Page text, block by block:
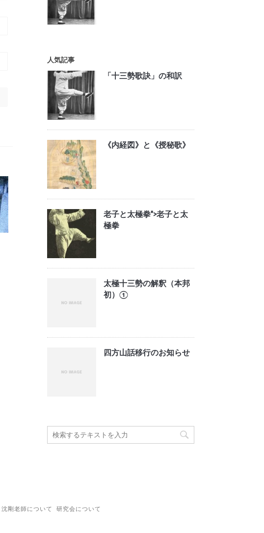
人気記事
「十三勢歌訣」の和訳
《内経図》と《授秘歌》
老子と太極拳">老子と太
極拳
太極十三勢の解釈（本邦
初）①
四方山話移行のお知らせ
沈剛老師について 研究会について